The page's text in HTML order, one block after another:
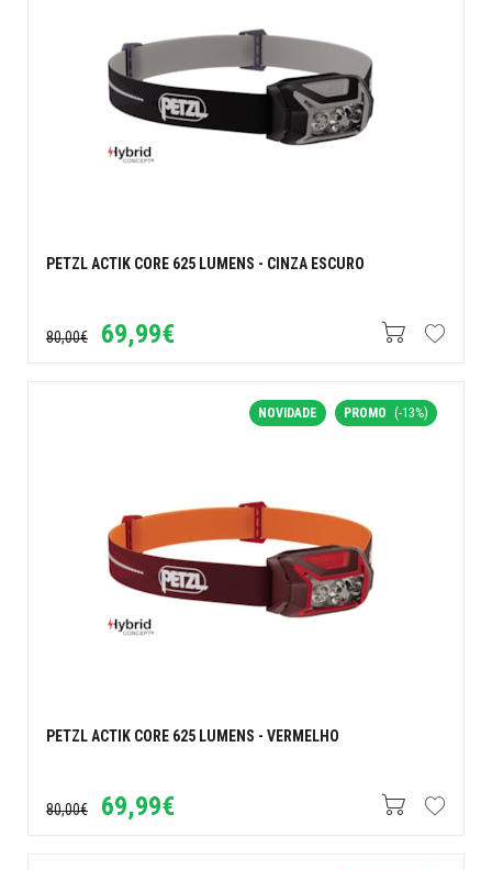
PETZL ACTIK CORE 625 LUMENS - CINZA ESCURO
80,00€ 69,99€
NOVIDADE PROMO (-13%)
PETZL ACTIK CORE 625 LUMENS - VERMELHO
80,00€ 69,99€